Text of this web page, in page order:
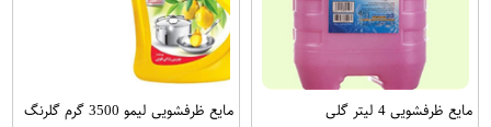
مایع ظرفشویی 4 لیتر گلی مایع ظرفشویی لیمو 3500 گرم گلرنگ